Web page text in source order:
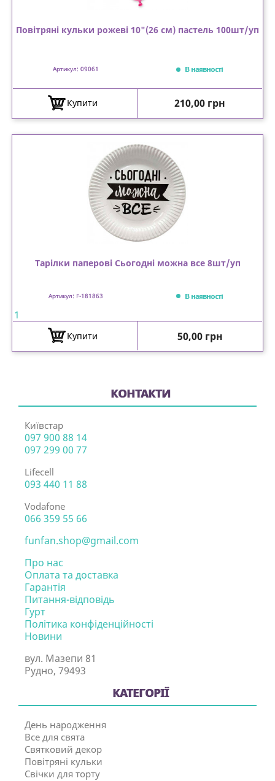
Повітряні кульки рожеві 10"(26 см) пастель 100шт/уп
Артикул: 09061 В наявності
Купити Ціна
210,00 грн
Тарілки паперові Сьогодні можна все 8шт/уп
Артикул: F-181863 В наявності
1
Купити Ціна
50,00 грн
КОНТАКТИ
Київстар
097 900 88 14
097 299 00 77
Lifecell
093 440 11 88
Vodafone
066 359 55 66
funfan.shop@gmail.com
Про нас
Оплата та доставка
Гарантія
Питання-відповідь
Гурт
Політика конфіденційності
Новини
вул. Мазепи 81
Рудно, 79493
КАТЕГОРІЇ
День народження
Все для свята
Святковий декор
Повітряні кульки
Свічки для торту